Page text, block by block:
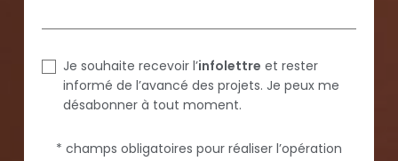
Je souhaite recevoir l’infolettre et rester
informé de l’avancé des projets. Je peux me
désabonner à tout moment.
* champs obligatoires pour réaliser l’opération